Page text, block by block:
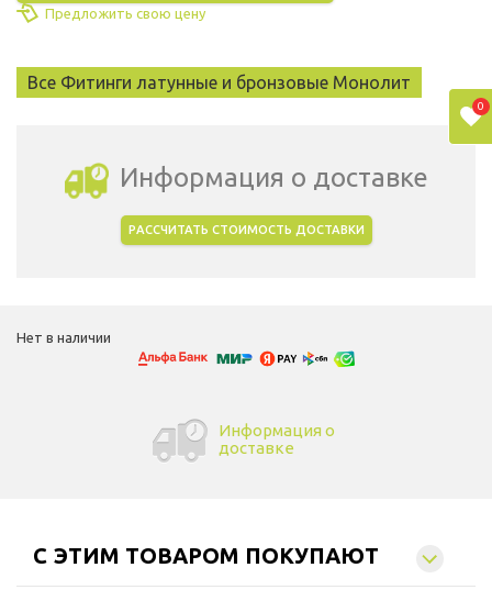
Предложить свою цену
Все Фитинги латунные и бронзовые Монолит
Информация о доставке
РАССЧИТАТЬ СТОИМОСТЬ ДОСТАВКИ
Нет в наличии
Информация о
доставке
C ЭТИМ ТОВАРОМ ПОКУПАЮТ
0